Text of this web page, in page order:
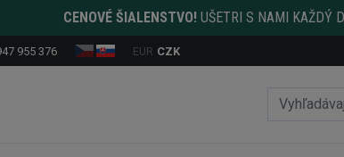
CENOVÉ ŠIALENSTVO! UŠETRI S NAMI KAŽDÝ
955 376 EUR CZK